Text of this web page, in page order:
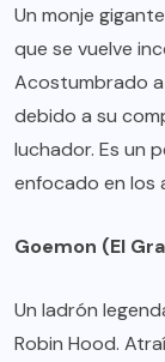
Un monje
que se vuelve
Acostumbrado
debido a su
luchador. Es un
enfocado en los
Goemon (El
Un ladrón
Robin Hood.